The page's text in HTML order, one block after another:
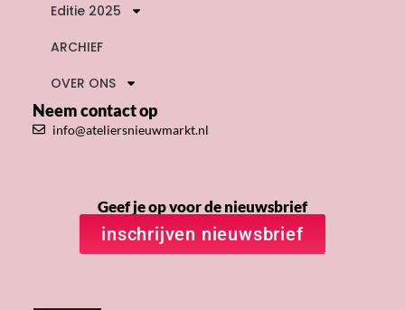
Editie 2025
ARCHIEF
OVER ONS
Neem contact op
info@ateliersnieuwmarkt.nl
Geef je op voor de nieuwsbrief
inschrijven nieuwsbrief